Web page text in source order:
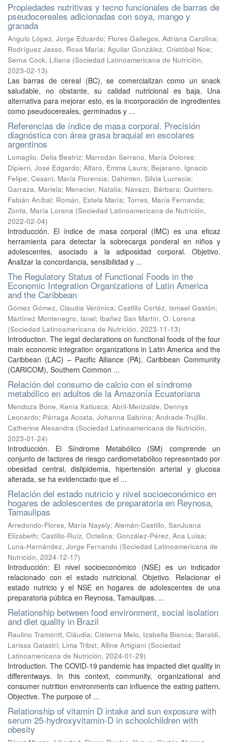
Propiedades nutritivas y tecno funcionales de barras de
pseudocereales adicionadas con soya, mango y
granada
Angulo López, Jorge Eduardo; Flores Gallegos, Adriana Carolina;
Rodríguez Jasso, Rosa María; Aguilar González, Cristóbal Noe;
Serna Cock, Liliana (Sociedad Latinoamericana de Nutrición,
2023-02-13)
Las barras de cereal (BC), se comercializan como un snack
saludable, no obstante, su calidad nutricional es baja. Una
alternativa para mejorar esto, es la incorporación de ingredientes
como pseudocereales, germinados y ...
Referencias de índice de masa corporal. Precisión
diagnóstica con área grasa braquial en escolares
argentinos
Lomaglio, Delia Beatriz; Marrodán Serrano, María Dolores;
Dipierri, José Edgardo; Alfaro, Emma Laura; Bejarano, Ignacio
Felipe; Cesani, María Florencia; Dahinten, Silvia Lucrecia;
Garraza, Mariela; Menecier, Natalia; Navazo, Bárbara; Quintero,
Fabián Aníbal; Román, Estela María; Torres, María Fernanda;
Zonta, María Lorena (Sociedad Latinoamericana de Nutrición,
2022-02-04)
Introducción. El índice de masa corporal (IMC) es una eficaz
herramienta para detectar la sobrecarga ponderal en niños y
adolescentes, asociado a la adiposidad corporal. Objetivo.
Analizar la concordancia, sensibilidad y ...
The Regulatory Status of Functional Foods in the
Economic Integration Organizations of Latin America
and the Caribbean
Gómez Gómez, Claudia Verónica; Castillo Cortéz, Ismael Gastón;
Martínez Montenegro, Isnel; Ibañez San Martín, O. Lorena
(Sociedad Latinoamericana de Nutrición, 2023-11-13)
Introduction. The legal declarations on functional foods of the four
main economic integration organizations in Latin America and the
Caribbean (LAC) – Pacific Alliance (PA), Caribbean Community
(CARICOM), Southern Common ...
Relación del consumo de calcio con el síndrome
metabólico en adultos de la Amazonía Ecuatoriana
Mendoza Bone, Kenia Katiusca; Abril-Merizalde, Dennys
Leonardo; Párraga Acosta, Johanna Sabrina; Andrade-Trujillo,
Catherine Alexandra (Sociedad Latinoamericana de Nutrición,
2023-01-24)
Introducción. El Síndrome Metabólico (SM) comprende un
conjunto de factores de riesgo cardiometabólico representado por
obesidad central, dislipidemia, hipertensión arterial y glucosa
alterada, se ha evidenciado que el ...
Relación del estado nutricio y nivel socioeconómico en
hogares de adolescentes de preparatoria en Reynosa,
Tamaulipas
Arredondo-Flores, María Nayely; Alemán-Castillo, SanJuana
Elizabeth; Castillo-Ruíz, Octelina; González-Pérez, Ana Luisa;
Luna-Hernández, Jorge Fernando (Sociedad Latinoamericana de
Nutrición, 2024-12-17)
Introducción: El nivel socioeconómico (NSE) es un indicador
relacionado con el estado nutricional. Objetivo. Relacionar el
estado nutricio y el NSE en hogares de adolescentes de una
preparatoria pública en Reynosa, Tamaulipas. ...
Relationship between food environment, social isolation
and diet quality in Brazil
Raulino Tramontt, Cláudia; Cisterna Melo, Izabella Bianca; Baraldi,
Larissa Galastri; Lima Tribst, Alline Artigiani (Sociedad
Latinoamericana de Nutrición, 2024-01-29)
Introduction. The COVID-19 pandemic has impacted diet quality in
differentways. In this context, community, organizational and
consumer nutrition environments can influence the eating pattern.
Objective. The purpose of ...
Relationship of vitamin D intake and sun exposure with
serum 25-hydroxyvitamin-D in schoolchildren with
obesity